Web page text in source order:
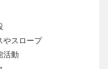
やスロープ
活動